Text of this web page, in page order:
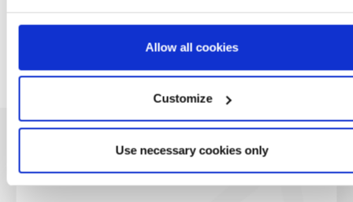
Allow all cookies
Customize
Use necessary cookies only